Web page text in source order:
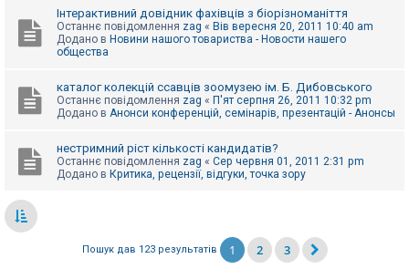
Інтерактивний довідник фахівців з біорізноманіття
Останнє повідомлення zag « Вів вересня 20, 2011 10:40 am
Додано в Новини нашого товариства - Новости нашего
общества
каталог колекцій ссавців зоомузею ім. Б. Дибовського
Останнє повідомлення zag « П'ят серпня 26, 2011 10:32 pm
Додано в Анонси конференцій, семінарів, презентацій - Анонсы
нестримний ріст кількості кандидатів?
Останнє повідомлення zag « Сер червня 01, 2011 2:31 pm
Додано в Критика, рецензії, відгуки, точка зору
Пошук дав 123 результатів 1 2 3